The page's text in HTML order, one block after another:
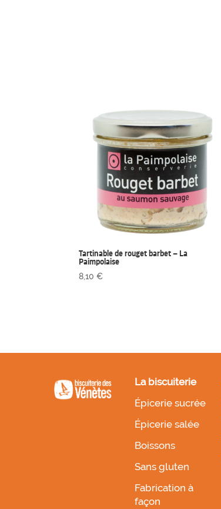
Tartinable de rouget barbet – La
Paimpolaise
8,10€
La biscuiterie
Épicerie sucrée
Épicerie salée
Boissons
Sans gluten
Fabrication à
façon